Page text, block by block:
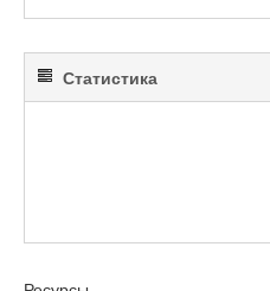
Статистика